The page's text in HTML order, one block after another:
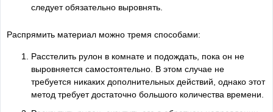
следует обязательно выровнять.
Распрямить материал можно тремя способами:
Расстелить рулон в комнате и подождать, пока он не
выровняется самостоятельно. В этом случае не
требуется никаких дополнительных действий, однако этот
метод требует достаточно большого количества времени.